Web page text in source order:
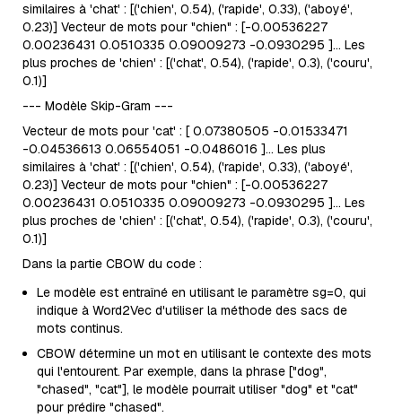
similaires à 'chat' : [('chien', 0.54), ('rapide', 0.33), ('aboyé',
0.23)] Vecteur de mots pour "chien" : [-0.00536227
0.00236431 0.0510335 0.09009273 -0.0930295 ]... Les
plus proches de 'chien' : [('chat', 0.54), ('rapide', 0.3), ('couru',
0.1)]
--- Modèle Skip-Gram ---
Vecteur de mots pour 'cat' : [ 0.07380505 -0.01533471
-0.04536613 0.06554051 -0.0486016 ]... Les plus
similaires à 'chat' : [('chien', 0.54), ('rapide', 0.33), ('aboyé',
0.23)] Vecteur de mots pour "chien" : [-0.00536227
0.00236431 0.0510335 0.09009273 -0.0930295 ]... Les
plus proches de 'chien' : [('chat', 0.54), ('rapide', 0.3), ('couru',
0.1)]
Dans la partie CBOW du code :
Le modèle est entraîné en utilisant le paramètre sg=0, qui
indique à Word2Vec d'utiliser la méthode des sacs de
mots continus.
CBOW détermine un mot en utilisant le contexte des mots
qui l'entourent. Par exemple, dans la phrase ["dog",
"chased", "cat"], le modèle pourrait utiliser "dog" et "cat"
pour prédire "chased".